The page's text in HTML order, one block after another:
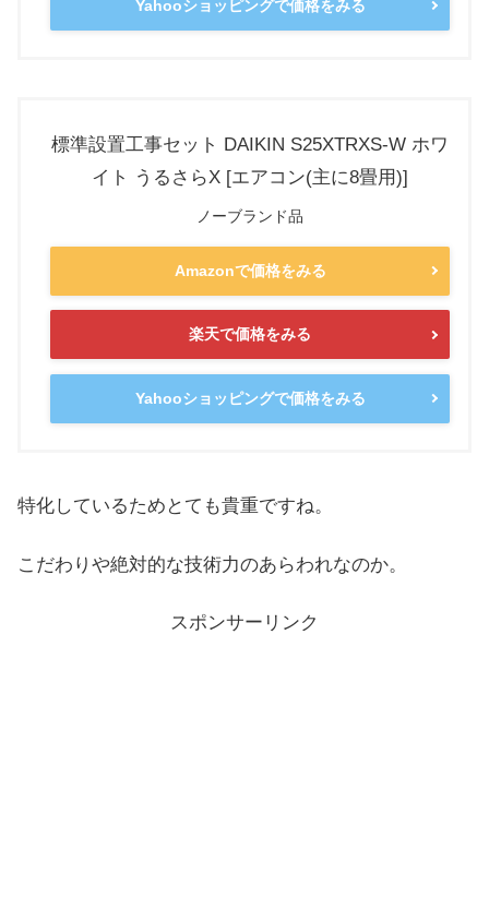
Yahooショッピングで価格をみる
標準設置工事セット DAIKIN S25XTRXS-W ホワ
イト うるさらX [エアコン(主に8畳用)]
ノーブランド品
Amazonで価格をみる
楽天で価格をみる
Yahooショッピングで価格をみる
特化しているためとても貴重ですね。
こだわりや絶対的な技術力のあらわれなのか。
スポンサーリンク